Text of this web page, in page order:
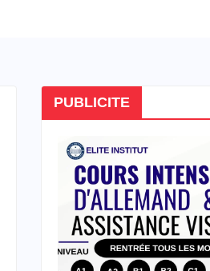
PUBLICITE